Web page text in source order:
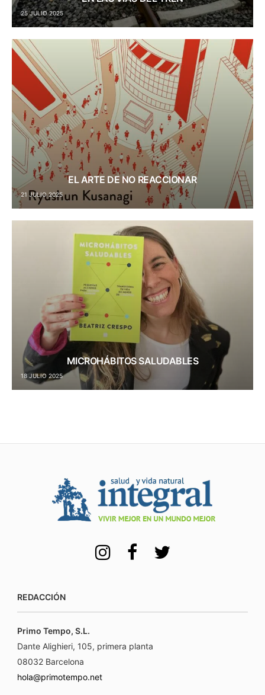
25 JULIO 2025
EL ARTE DE NO REACCIONAR
21 JULIO 2025
MICROHÁBITOS SALUDABLES
18 JULIO 2025
REDACCIÓN
Primo Tempo, S.L.
Dante Alighieri, 105, primera planta
08032 Barcelona
hola@primotempo.net